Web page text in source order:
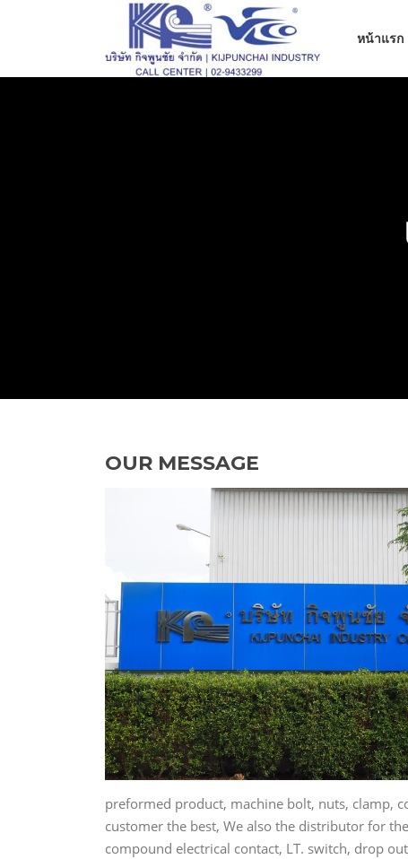
เนื้อหา
หน้าแรก
OUR MESSAGE
preformed product, machine bolt, nuts, clamp,
customer the best, We also the distributor for
compound electrical contact, LT. switch, drop